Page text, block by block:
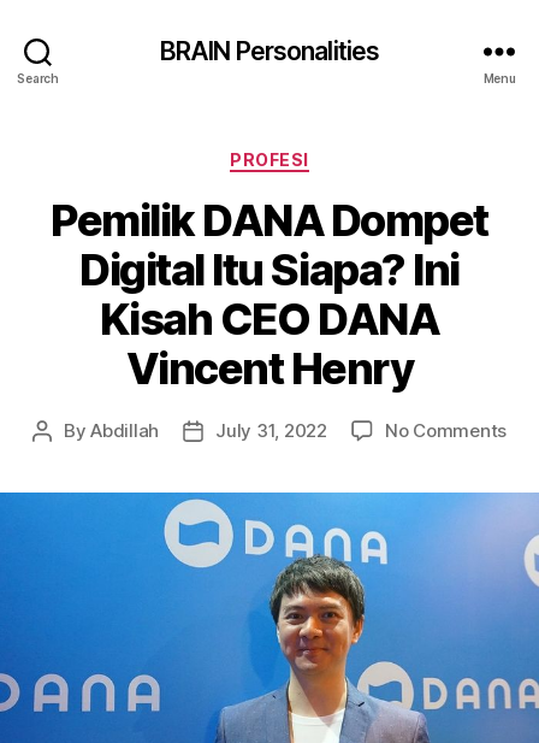
Search
BRAIN Personalities
Menu
Categories
PROFESI
Pemilik DANA Dompet
Digital Itu Siapa? Ini
Kisah CEO DANA
Vincent Henry
PostByAbdillah
PostJuly 31, 2022 No Commentson
Itu